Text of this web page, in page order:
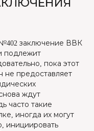
№402 заключение ВВК
подлежит
пока этот
не предоставляет
ждут
часто такие
иногда их могут
инициировать